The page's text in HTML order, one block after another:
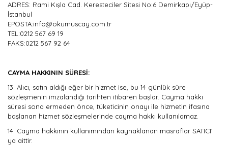
ADRES: Rami Kışla Cad. Keresteciler Sitesi No:6 Demirkapı/Eyüp-
İstanbul
EPOSTA:info@okumuscay.com.tr
TEL:0212 567 69 19
FAKS:0212 567 92 64
CAYMA HAKKININ SÜRESİ:
13. Alıcı, satın aldığı eğer bir hizmet ise, bu 14 günlük süre
sözleşmenin imzalandığı tarihten itibaren başlar. Cayma hakkı
süresi sona ermeden önce, tüketicinin onayı ile hizmetin ifasına
başlanan hizmet sözleşmelerinde cayma hakkı kullanılamaz.
14. Cayma hakkının kullanımından kaynaklanan masraflar SATICI’
ya aittir.